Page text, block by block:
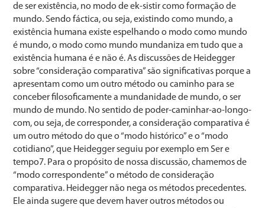
de ser existência, no modo de ek-sistir como formação de
mundo. Sendo fáctica, ou seja, existindo como mundo, a
existência humana existe espelhando o modo como mundo
é mundo, o modo como mundo mundaniza em tudo que a
existência humana é e não é. As discussões de Heidegger
sobre “consideração comparativa” são significativas porque a
apresentam como um outro método ou caminho para se
conceber filosoficamente a mundanidade de mundo, o ser
mundo de mundo. No sentido de poder-caminhar-ao-longo-
com, ou seja, de corresponder, a consideração comparativa é
um outro método do que o “modo histórico” e o “modo
cotidiano”, que Heidegger seguiu por exemplo em Ser e
tempo7. Para o propósito de nossa discussão, chamemos de
“modo correspondente” o método de consideração
comparativa. Heidegger não nega os métodos precedentes.
Ele ainda sugere que devem haver outros métodos ou